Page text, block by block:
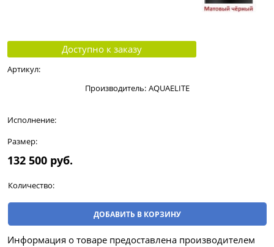
Доступно к заказу
Артикул:
Производитель: AQUAELITE
Исполнение:
Размер:
132 500 руб.
Количество:
ДОБАВИТЬ В КОРЗИНУ
Информация о товаре предоставлена производителем